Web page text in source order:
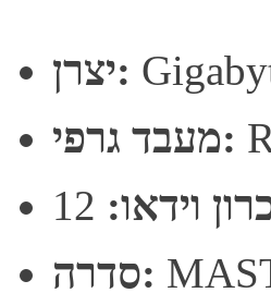
יצרן:
מעבד גרפי:
וידאו:
סדרה: